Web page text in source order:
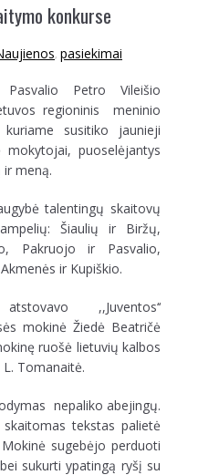
konkurse
, pasiekimai
Petro Vileišio
regioninis meninio
susitiko jaunieji
puoselėjantys
meną.
talentingų skaitovų
Šiaulių ir Biržų,
Pakruojo ir Pasvalio,
ir Kupiškio.
,,Juventos‘‘
mokinė Žiedė Beatričė
ruošė lietuvių kalbos
Tomanaitė.
nepaliko abejingų.
tekstas palietė
sugebėjo perduoti
sukurti ypatingą ryšį su